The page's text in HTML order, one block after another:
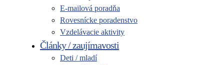
E-mailová poradňa
Rovesnícke poradenstvo
Vzdelávacie aktivity
Články / zaujímavosti
Deti / mladí